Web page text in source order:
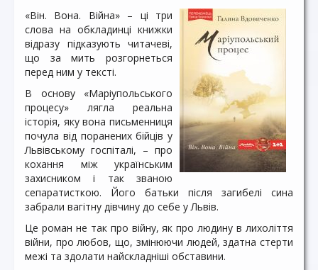
«Він. Вона. Війна» – ці три
слова на обкладинці книжки
відразу підказують читачеві,
що за мить розгорнеться
перед ним у тексті.
В основу «Маріупольського
процесу» лягла реальна
історія, яку вона письменниця
почула від поранених бійців у
Львівському госпіталі, – про
кохання між українським
захисником і так званою
сепаратисткою. Його батьки після загибелі сина
забрали вагітну дівчину до себе у Львів.
Це роман не так про війну, як про людину в лихоліття
війни, про любов, що, змінюючи людей, здатна стерти
межі та здолати найскладніші обставини.